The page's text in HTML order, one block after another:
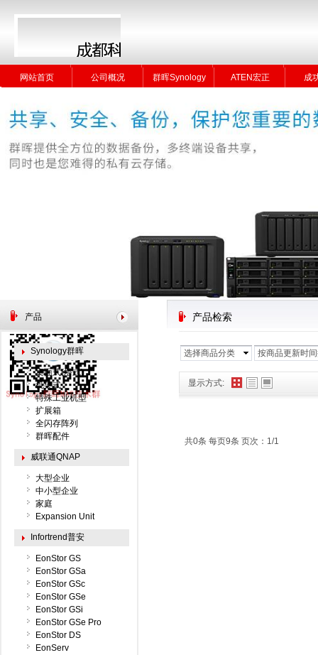
网站首页 公司概况 群晖Synology ATEN宏正 成
网站首页 公司概况 群晖Synology ATEN宏正 成
显示方式:
共0条 每页9条 页次：1/1
产品检索
选择商品分类 按商品更新时
产品
Synology群晖
桌面式(塔式)
机架式
特殊工业机型
扩展箱
全闪存阵列
群晖配件
威联通QNAP
大型企业
中小型企业
家庭
Expansion Unit
Infortrend普安
EonStor GS
EonStor GSa
EonStor GSc
EonStor GSe
EonStor GSi
EonStor GSe Pro
EonStor DS
EonServ